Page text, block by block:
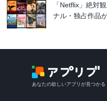
「Netflix」絶対
ナル・独占作品
あなたの欲しいアプリが見つかる